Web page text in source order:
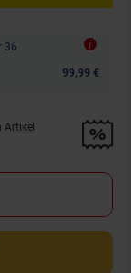
36
99,99 €
auf diesen Artikel
Artikel